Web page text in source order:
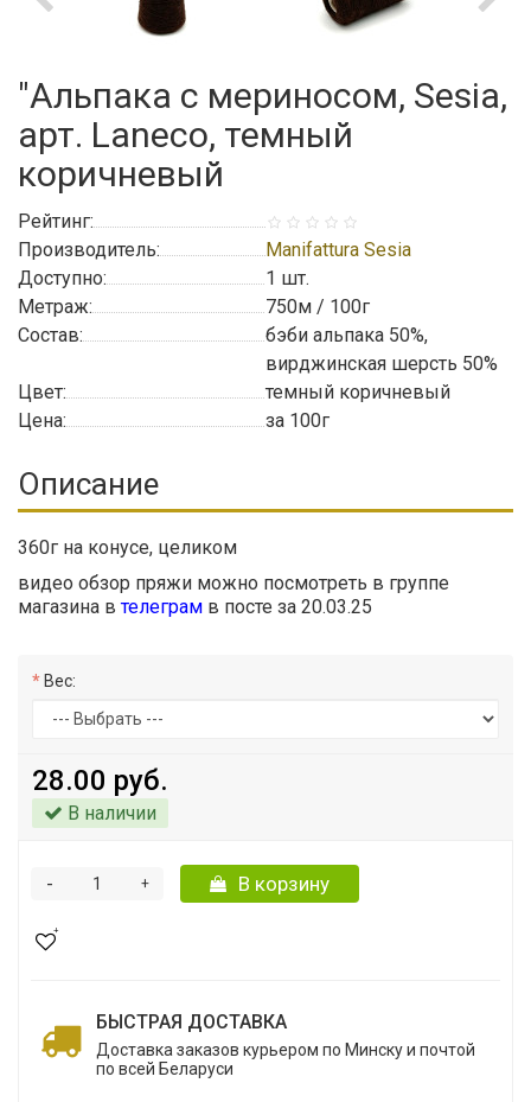
"Альпака с мериносом, Sesia,
арт. Laneco, темный
коричневый
Рейтинг:
Производитель:
Manifattura Sesia
Доступно:
1 шт.
Метраж:
750м / 100г
Состав:
бэби альпака 50%,
вирджинская шерсть 50%
Цвет:
темный коричневый
Цена:
за 100г
Описание
360г на конусе, целиком
видео обзор пряжи можно посмотреть в группе
магазина втелеграм в посте за 20.03.25
Вес:
28.00 руб.
В наличии
+
- В корзину
БЫСТРАЯ ДОСТАВКА
Доставка заказов курьером по Минску и почтой
по всей Беларуси